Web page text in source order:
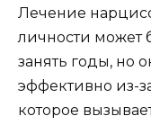
Лечение
личности может
занять годы, но
эффективно из-
которое